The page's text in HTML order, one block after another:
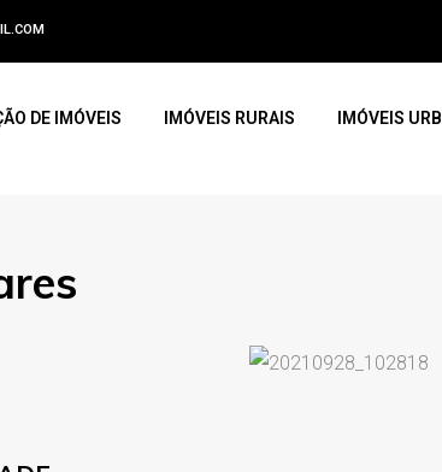
DE IMÓVEIS IMÓVEIS RURAIS IMÓVEIS